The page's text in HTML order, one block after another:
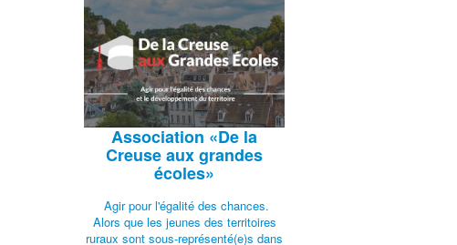
Association «De la
Creuse aux grandes
écoles»
Agir pour l'égalité des chances.
Alors que les jeunes des territoires
ruraux sont sous-représenté(e)s dans